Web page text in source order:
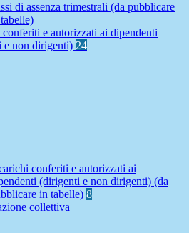
di assenza trimestrali (da pubblicare
e autorizzati ai dipendenti
e non dirigenti) 24
conferiti e autorizzati ai
(dirigenti e non dirigenti) (da
in tabelle) 8
collettiva